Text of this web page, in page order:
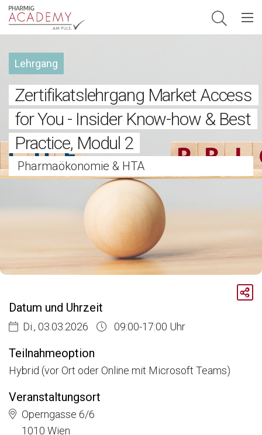
Hauptnavigation
Lehrgang
Zertifikatslehrgang Market Access
for You - Insider Know-how & Best
Practice, Modul 2
Pharmaökonomie & HTA
Aktuelle Veranstaltungen
Zertifikatslehrgang Market Access for You - Insider Know-how & Best Practice, Modul 2
Datum und Uhrzeit
Di., 03.03.2026 09:00-17:00 Uhr
Teilnahmeoption
Hybrid (vor Ort oder Online mit Microsoft Teams)
Veranstaltungsort
Operngasse 6/6
1010 Wien